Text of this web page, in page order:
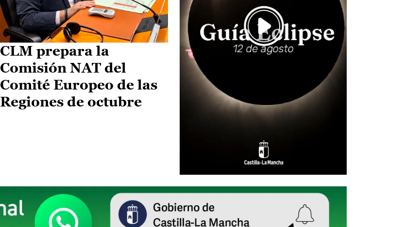
CLM prepara la
Comisión NAT del
Comité Europeo de las
Regiones de octubre